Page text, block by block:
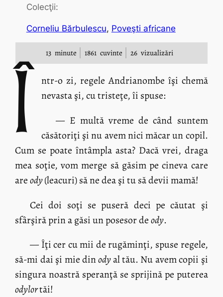
Colecţii:
Corneliu Bărbulescu, Poveşti africane
13 minute 1861 cuvinte 26 vizualizări
Î
ntr-o zi, regele Andrianombe îşi chemă
nevasta şi, cu tristeţe, îi spuse:
— E multă vreme de când suntem
căsătoriţi şi nu avem nici măcar un copil.
Cum se poate întâmpla asta? Dacă vrei, draga
mea soţie, vom merge să găsim pe cineva care
areody(leacuri) să ne dea şi tu să devii mamă!
Cei doi soţi se puseră deci pe căutat şi
sfârşiră prin a găsi un posesor deody.
— Îţi cer cu mii de rugăminţi, spuse regele,
să-mi dai şi mie dinodyal tău. Nu avem copii şi
singura noastră speranţă se sprijină pe puterea
odylortăi!